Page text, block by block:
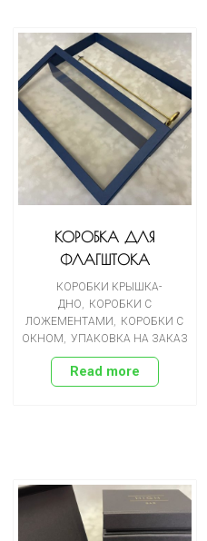
КОРОБКА ДЛЯ
ФЛАГШТОКА
КОРОБКИ КРЫШКА-
ДНО, КОРОБКИ С
ЛОЖЕМЕНТАМИ , КОРОБКИ С
ОКНОМ, УПАКОВКА НА ЗАКАЗ
Read more